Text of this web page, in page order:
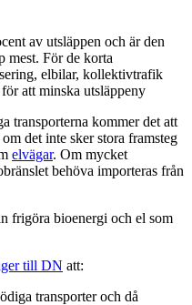
av utsläppen och är den
mest. För de korta
elbilar, kollektivtrafik
att minska utsläppeny
transporterna kommer det att
det inte sker stora framsteg
elvägar. Om mycket
behöva importeras från
frigöra bioenergi och el som
till DN att:
transporter och då